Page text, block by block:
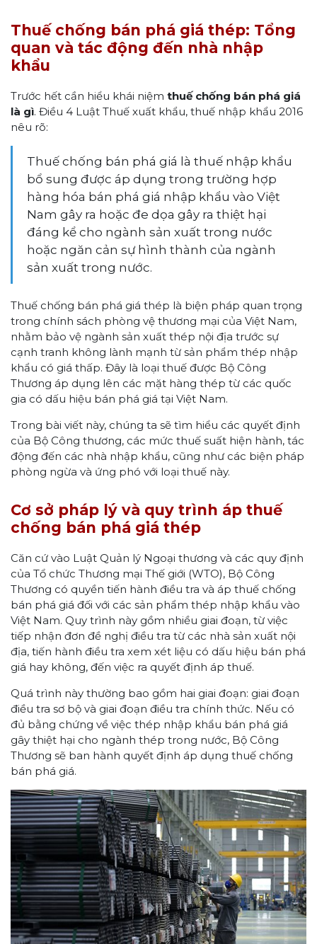
Thuế chống bán phá giá thép: Tổng
quan và tác động đến nhà nhập
khẩu
Trước hết cần hiểu khái niệm thuế chống bán phá giá
là gì. Điều 4 Luật Thuế xuất khẩu, thuế nhập khẩu 2016
nêu rõ:
Thuế chống bán phá giá là thuế nhập khẩu
bổ sung được áp dụng trong trường hợp
hàng hóa bán phá giá nhập khẩu vào Việt
Nam gây ra hoặc đe dọa gây ra thiệt hại
đáng kể cho ngành sản xuất trong nước
hoặc ngăn cản sự hình thành của ngành
sản xuất trong nước.
Thuế chống bán phá giá thép là biện pháp quan trọng
trong chính sách phòng vệ thương mại của Việt Nam,
nhằm bảo vệ ngành sản xuất thép nội địa trước sự
cạnh tranh không lành mạnh từ sản phẩm thép nhập
khẩu có giá thấp. Đây là loại thuế được Bộ Công
Thương áp dụng lên các mặt hàng thép từ các quốc
gia có dấu hiệu bán phá giá tại Việt Nam.
Trong bài viết này, chúng ta sẽ tìm hiểu các quyết định
của Bộ Công thương, các mức thuế suất hiện hành, tác
động đến các nhà nhập khẩu, cũng như các biện pháp
phòng ngừa và ứng phó với loại thuế này.
Cơ sở pháp lý và quy trình áp thuế
chống bán phá giá thép
Căn cứ vào Luật Quản lý Ngoại thương và các quy định
của Tổ chức Thương mại Thế giới (WTO), Bộ Công
Thương có quyền tiến hành điều tra và áp thuế chống
bán phá giá đối với các sản phẩm thép nhập khẩu vào
Việt Nam. Quy trình này gồm nhiều giai đoạn, từ việc
tiếp nhận đơn đề nghị điều tra từ các nhà sản xuất nội
địa, tiến hành điều tra xem xét liệu có dấu hiệu bán phá
giá hay không, đến việc ra quyết định áp thuế.
Quá trình này thường bao gồm hai giai đoạn: giai đoạn
điều tra sơ bộ và giai đoạn điều tra chính thức. Nếu có
đủ bằng chứng về việc thép nhập khẩu bán phá giá
gây thiệt hại cho ngành thép trong nước, Bộ Công
Thương sẽ ban hành quyết định áp dụng thuế chống
bán phá giá.